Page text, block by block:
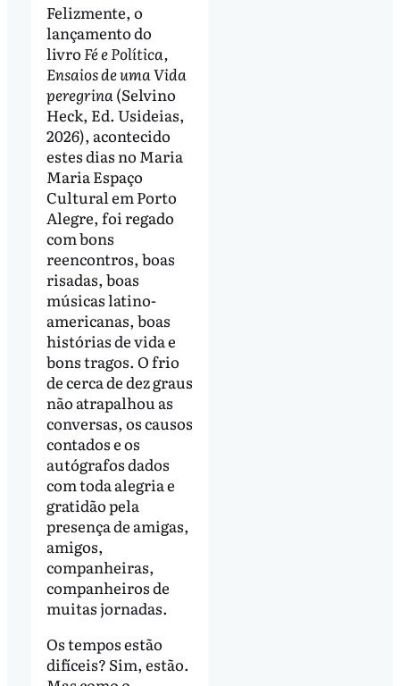
Felizmente, o
lançamento do
livro Fé e Política,
Ensaios de uma Vida
peregrina(Selvino
Heck, Ed. Usideias,
2026), acontecido
estes dias no Maria
Maria Espaço
Cultural em Porto
Alegre, foi regado
com bons
reencontros, boas
risadas, boas
músicas latino-
americanas, boas
histórias de vida e
bons tragos. O frio
de cerca de dez graus
não atrapalhou as
conversas, os causos
contados e os
autógrafos dados
com toda alegria e
gratidão pela
presença de amigas,
amigos,
companheiras,
companheiros de
muitas jornadas.
Os tempos estão
difíceis? Sim, estão.